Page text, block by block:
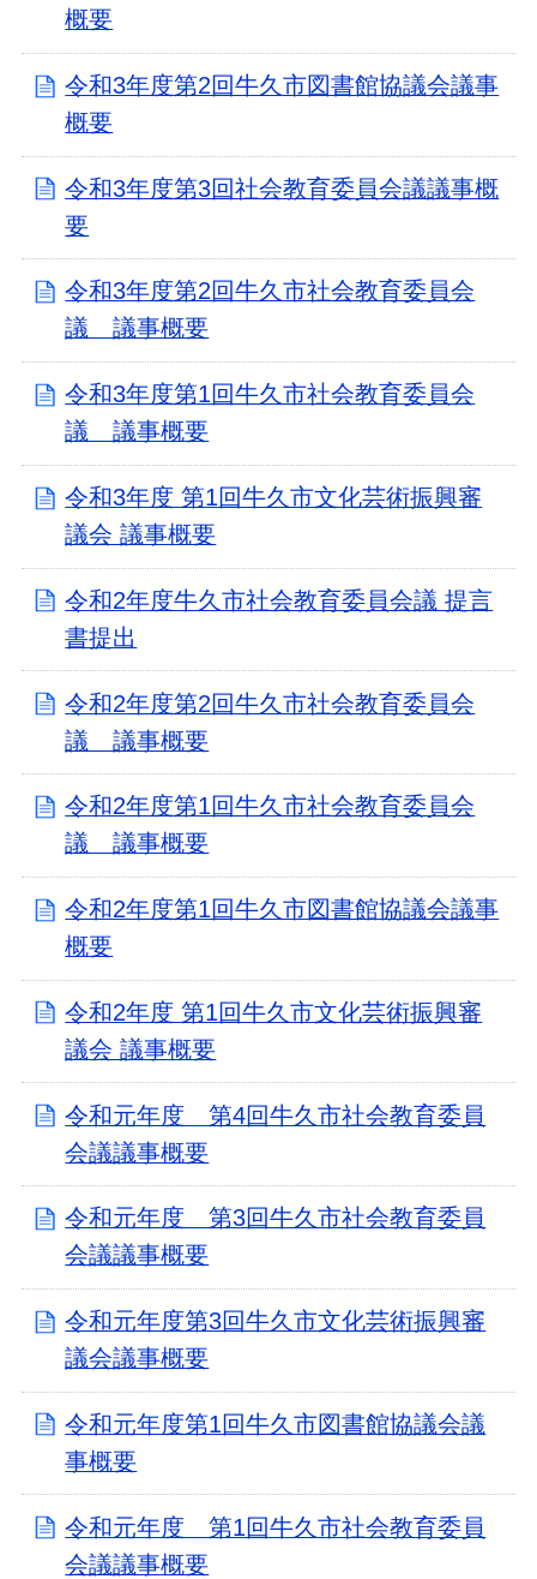
概要
令和3年度第2回牛久市図書館協議会議事
概要
令和3年度第3回社会教育委員会議議事概
要
令和3年度第2回牛久市社会教育委員会
議 議事概要
令和3年度第1回牛久市社会教育委員会
議 議事概要
令和3年度 第1回牛久市文化芸術振興審
議会 議事概要
令和2年度牛久市社会教育委員会議 提言
書提出
令和2年度第2回牛久市社会教育委員会
議 議事概要
令和2年度第1回牛久市社会教育委員会
議 議事概要
令和2年度第1回牛久市図書館協議会議事
概要
令和2年度 第1回牛久市文化芸術振興審
議会 議事概要
令和元年度 第4回牛久市社会教育委員
会議議事概要
令和元年度 第3回牛久市社会教育委員
会議議事概要
令和元年度第3回牛久市文化芸術振興審
議会議事概要
令和元年度第1回牛久市図書館協議会議
事概要
令和元年度 第1回牛久市社会教育委員
会議議事概要